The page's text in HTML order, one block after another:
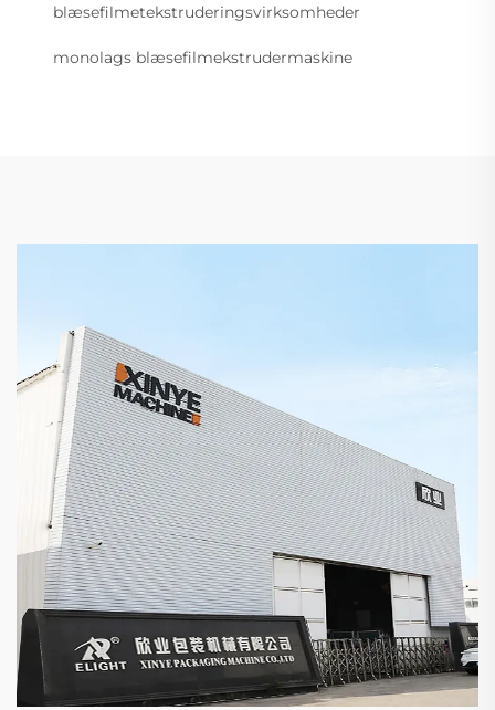
blæsefilmetekstruderingsvirksomheder
monolags blæsefilmekstrudermaskine